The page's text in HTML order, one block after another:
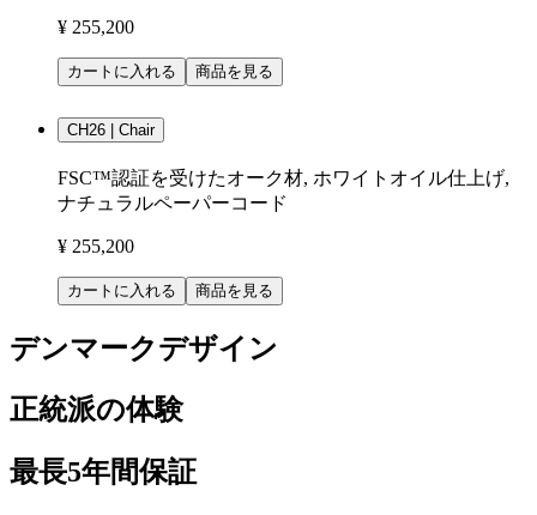
¥ 255,200
カートに入れる 商品を見る
CH26 | Chair
FSC™認証を受けたオーク材, ホワイトオイル仕上げ,
ナチュラルペーパーコード
¥ 255,200
カートに入れる 商品を見る
デンマークデザイン
正統派の体験
最長5年間保証